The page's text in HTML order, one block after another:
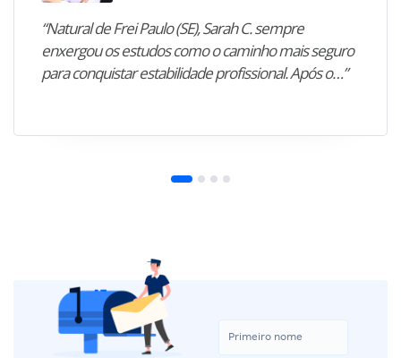
“Natural de Frei Paulo (SE), Sarah C. sempre
enxergou os estudos como o caminho mais seguro
para conquistar estabilidade profissional. Após o…”